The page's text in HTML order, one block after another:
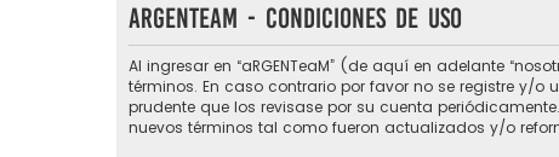
aRGENTeaM - Condiciones de uso
Al ingresar en “aRGENTeaM” (de aquí en adelante
términos. En caso contrario por favor no se registre y/o
prudente que los revisase por su cuenta
nuevos términos tal como fueron actualizados y/o